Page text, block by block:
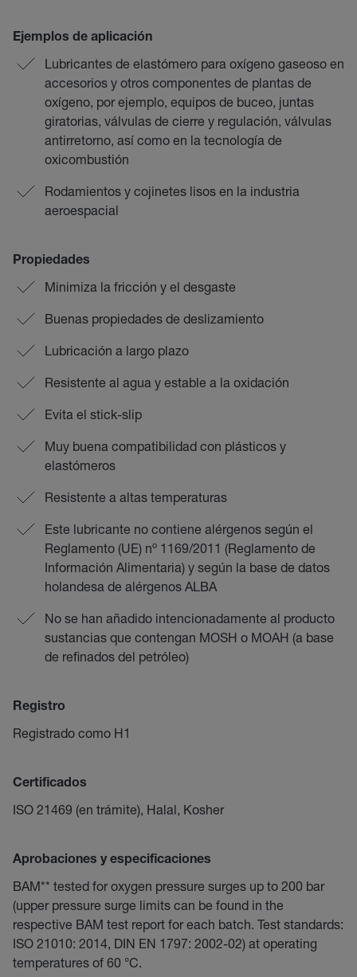
Ejemplos de aplicación
Lubricantes de elastómero para oxígeno gaseoso en
accesorios y otros componentes de plantas de
oxígeno, por ejemplo, equipos de buceo, juntas
giratorias, válvulas de cierre y regulación, válvulas
antirretorno, así como en la tecnología de
oxicombustión
Rodamientos y cojinetes lisos en la industria
aeroespacial
Propiedades
Minimiza la fricción y el desgaste
Buenas propiedades de deslizamiento
Lubricación a largo plazo
Resistente al agua y estable a la oxidación
Evita el stick-slip
Muy buena compatibilidad con plásticos y
elastómeros
Resistente a altas temperaturas
Este lubricante no contiene alérgenos según el
Reglamento (UE) nº 1169/2011 (Reglamento de
Información Alimentaria) y según la base de datos
holandesa de alérgenos ALBA
No se han añadido intencionadamente al producto
sustancias que contengan MOSH o MOAH (a base
de refinados del petróleo)
Registro
Registrado como H1
Certificados
ISO 21469 (en trámite), Halal, Kosher
Aprobaciones y especificaciones
BAM** tested for oxygen pressure surges up to 200 bar
(upper pressure surge limits can be found in the
respective BAM test report for each batch. Test standards:
ISO 21010: 2014, DIN EN 1797: 2002-02) at operating
temperatures of 60 °C.